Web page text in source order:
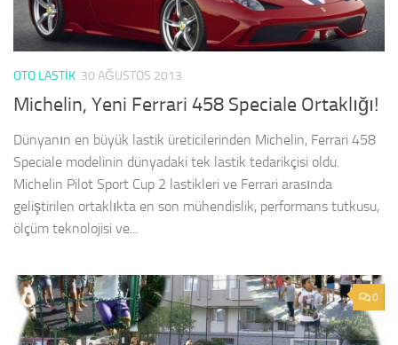
OTO LASTIK 30 AĞUSTOS 2013
Michelin, Yeni Ferrari 458 Speciale Ortaklığı!
Dünyanın en büyük lastik üreticilerinden Michelin, Ferrari 458
Speciale modelinin dünyadaki tek lastik tedarikçisi oldu.
Michelin Pilot Sport Cup 2 lastikleri ve Ferrari arasında
geliştirilen ortaklıkta en son mühendislik, performans tutkusu,
ölçüm teknolojisi ve...
0